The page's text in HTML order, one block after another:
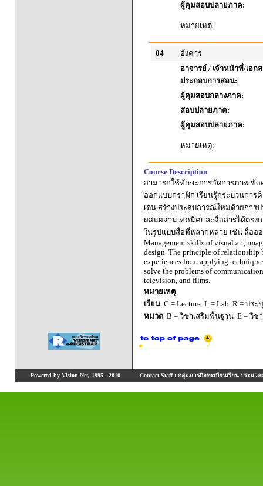
ผู้คุมสอบปลายภาค:
หมายเหตุ:
04
อังคาร
อาจารย์ / เจ้าหน้าที่/เอก
ประกอบการสอน:
ผู้คุมสอบกลางภาค:
สอบปลายภาค:
ผู้คุมสอบปลายภาค:
หมายเหตุ:
Course Description
สามารถใช้ทักษะการจัดการภาพ ข้
ออกแบบกราฟิก เรียนรู้กระบวนกา
เด่น สร้างประสบการณ์ใหม่ด้วยการ
ผสมผสานเทคนิคและสื่อสารได้ตรง
ในรูปแบบสื่อที่หลากหลาย เช่น สื่อ
Management skills of visual art,
design. The principle of relationship
experiences from applying
solve the problems of
television, and films.
หมายเหตุ
เรียน C = Lecture L = Lab R = ประ
หมวด B = วิชาเสริมพื้นฐาน E = วิช
Powered by Vision Net, 1995 - 2010 Contact Staff : กลุ่มภารกิจทะเบียนเรียน ประมวล